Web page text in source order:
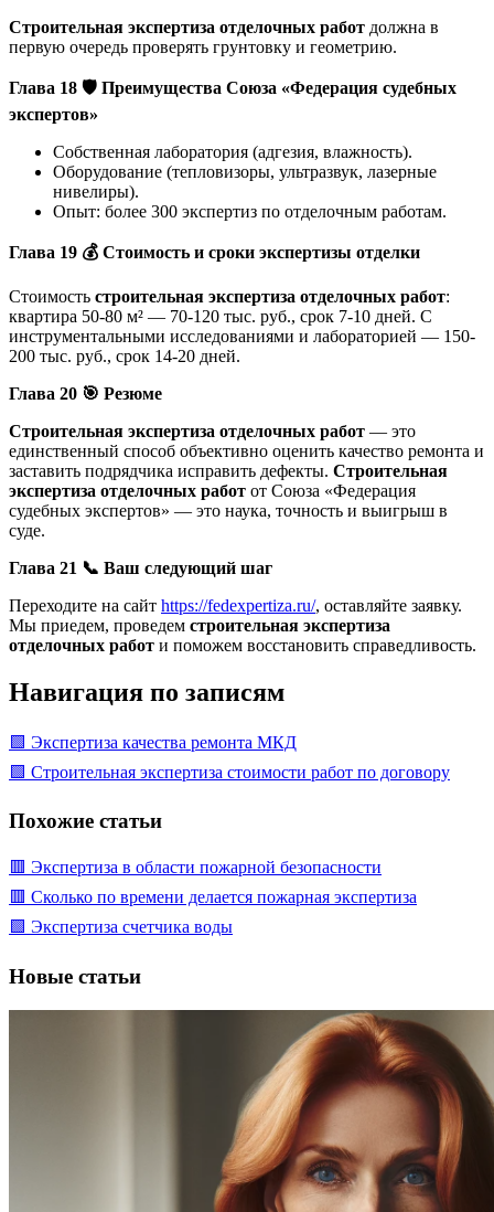
Строительная экспертиза отделочных работ должна в
первую очередь проверять грунтовку и геометрию.
Глава 18 🛡 ️ Преимущества Союза «Федерация судебных
экспертов»
Собственная лаборатория (адгезия, влажность).
Оборудование (тепловизоры, ультразвук, лазерные
нивелиры).
Опыт: более 300 экспертиз по отделочным работам.
Глава 19 💰 Стоимость и сроки экспертизы отделки
Стоимость строительная экспертиза отделочных работ:
квартира 50-80 м² — 70-120 тыс. руб., срок 7-10 дней. С
инструментальными исследованиями и лабораторией — 150-
200 тыс. руб., срок 14-20 дней.
Глава 20 🎯 Резюме
Строительная экспертиза отделочных работ — это
единственный способ объективно оценить качество ремонта и
заставить подрядчика исправить дефекты. Строительная
экспертиза отделочных работ от Союза «Федерация
судебных экспертов» — это наука, точность и выигрыш в
суде.
Глава 21 📞 Ваш следующий шаг
Переходите на сайт https://fedexpertiza.ru/, оставляйте заявку.
Мы приедем, проведем строительная экспертиза
отделочных работ и поможем восстановить справедливость.
Навигация по записям
🟩 Экспертиза качества ремонта МКД
🟩 Строительная экспертиза стоимости работ по договору
Похожие статьи
🟥 Экспертиза в области пожарной безопасности
🟥 Сколько по времени делается пожарная экспертиза
🟩 Экспертиза счетчика воды
Новые статьи